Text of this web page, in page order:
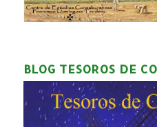
BLOG TESOROS DE